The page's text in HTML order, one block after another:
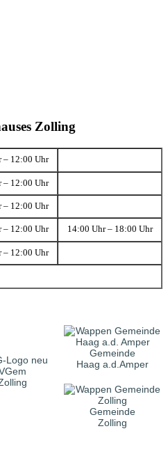
Zolling
– 12:00 Uhr
– 12:00 Uhr
– 12:00 Uhr
– 12:00 Uhr 14:00 Uhr – 18:00 Uhr
– 12:00 Uhr
Gemeinde
Haag a.d.Amper
Gemeinde
Zolling